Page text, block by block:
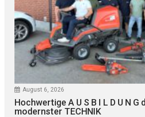
August 6, 2026
Hochwertige A U S B I L D U N G
modernster TECHNIK